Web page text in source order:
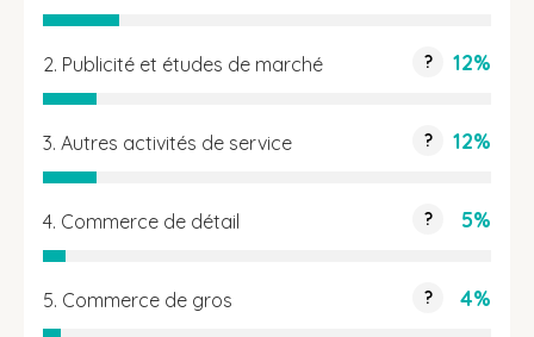
2. Publicité et études de marché ? 12%
3. Autres activités de service ? 12%
4. Commerce de détail ? 5%
5. Commerce de gros ? 4%